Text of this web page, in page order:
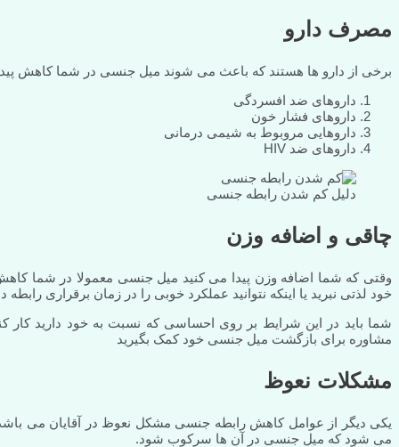
مصرف دارو
برخی از دارو ها هستند که باعث می شوند میل جنسی در شما کاهش پیدا
داروهای ضد افسردگی
داروهای فشار خون
داروهایی مروبوط به شیمی درمانی
داروهای ضد HIV
دلیل کم شدن رابطه جنسی
چاقی و اضافه وزن
وقتی که شما اضافه وزن پیدا می کنید میل جنسی معمولا در شما
خود لذتی نبرید یا اینکه نتوانید عملکرد خوبی را در زمان برقراری رابطه
شما باید در این شرایط بر روی احساسی که نسبت به خود دارید کار
مشاوره برای بازگشت میل جنسی خود کمک بگیرید
مشکلات نعوظ
یکی دیگر از عوامل کاهش رابطه جنسی مشکل نعوظ در آقایان می باشد
می شود که میل جنسی در آن ها سرکوب شود.